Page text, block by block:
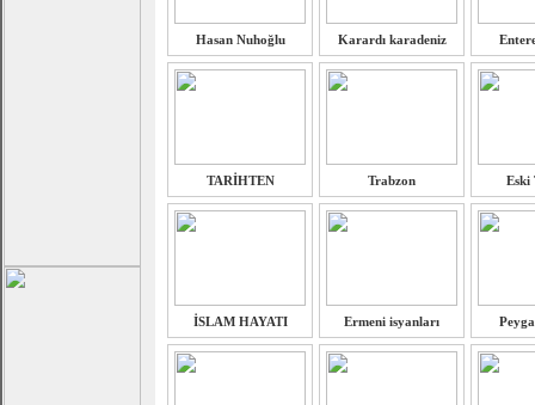
Hasan Nuhoğlu Karardı karadeniz
TARİHTEN Trabzon Eski
İSLAM HAYATI Ermeni isyanları